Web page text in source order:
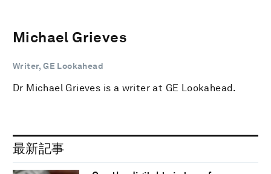
Michael Grieves
Writer, GE Lookahead
Dr Michael Grieves is a writer at GE Lookahead.
最新記事